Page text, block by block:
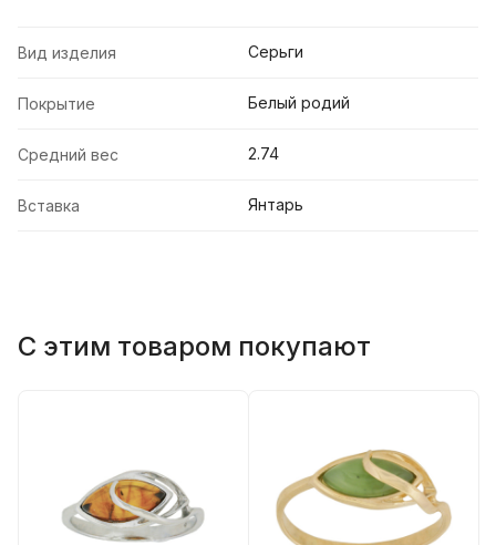
Вид изделия Серьги
Покрытие Белый родий
Средний вес 2.74
Вставка Янтарь
С этим товаром покупают